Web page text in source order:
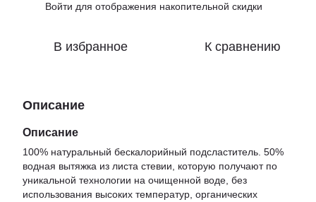
Войти для отображения накопительной скидки
В избранное К сравнению
Описание
Описание
100% натуральный бескалорийный подсластитель. 50%
водная вытяжка из листа стевии, которую получают по
уникальной технологии на очищенной воде, без
использования высоких температур, органических